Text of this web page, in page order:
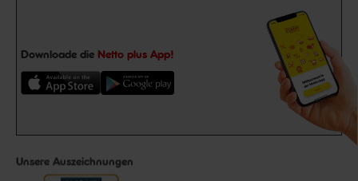
Downloade die Netto plus App!
Unsere Auszeichnungen